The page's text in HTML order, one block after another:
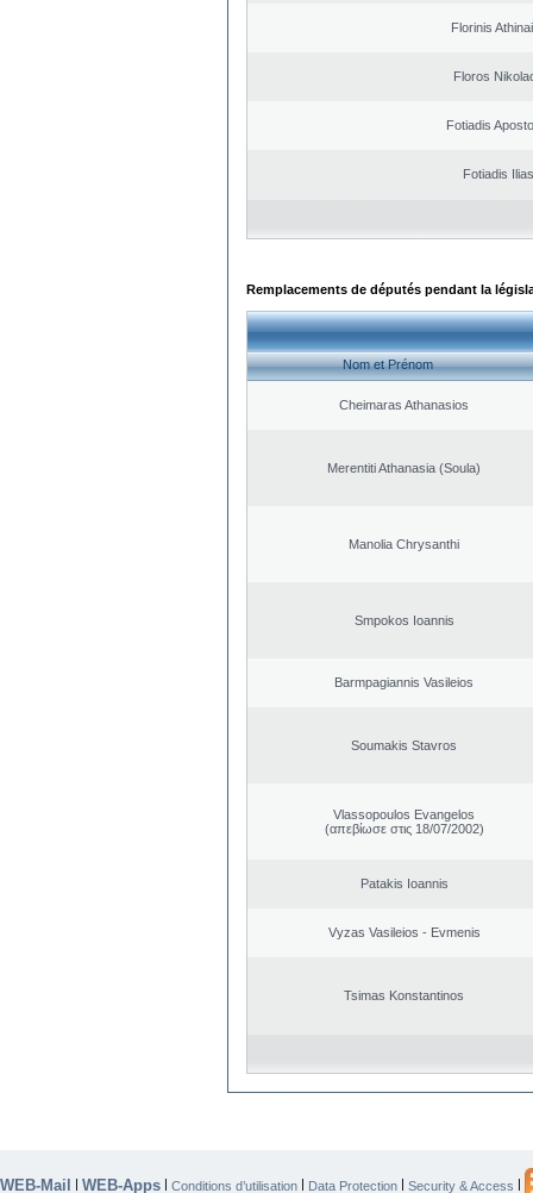
Florinis
Floros
Fotiadis
Fotiadis Ilias
Remplacements de députés pendant la
Nom et Prénom
Cheimaras Athanasios
Merentiti Athanasia (Soula)
Manolia Chrysanthi
Smpokos Ioannis
Barmpagiannis Vasileios
Soumakis Stavros
Vlassopoulos Evangelos
(απεβίωσε στις 18/07/2002)
Patakis Ioannis
Vyzas Vasileios - Evmenis
Tsimas Konstantinos
WEB-Mail | WEB-Apps | Conditions d’utilisation | Data Protection | Security & Access |